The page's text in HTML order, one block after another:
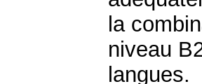
la
niveau
langues.